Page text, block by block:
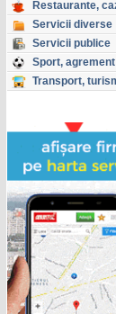
Restaurante,
Servicii diverse
Servicii publice
Sport, agrement
Transport,